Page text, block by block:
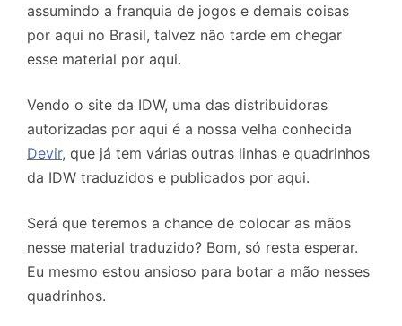
assumindo a franquia de jogos e demais coisas
por aqui no Brasil, talvez não tarde em chegar
esse material por aqui.
Vendo o site da IDW, uma das distribuidoras
autorizadas por aqui é a nossa velha conhecida
Devir, que já tem várias outras linhas e quadrinhos
da IDW traduzidos e publicados por aqui.
Será que teremos a chance de colocar as mãos
nesse material traduzido? Bom, só resta esperar.
Eu mesmo estou ansioso para botar a mão nesses
quadrinhos.